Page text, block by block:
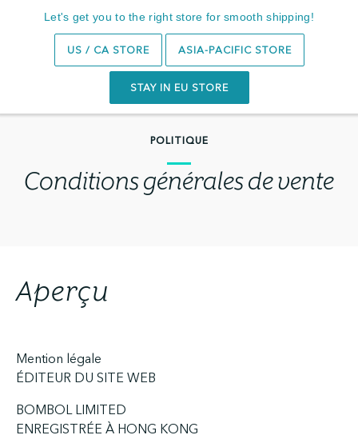
Let's get you to the right store for smooth shipping!
US / CA STORE ASIA-PACIFIC STORE
STAY IN EU STORE
Recherche
Votre avis = Votre arbre dans la Bombol Forest™🌳
POLITIQUE
Conditions générales de vente
Aperçu
Mention légale
ÉDITEUR DU SITE WEB
BOMBOL LIMITED
ENREGISTRÉE À HONG KONG